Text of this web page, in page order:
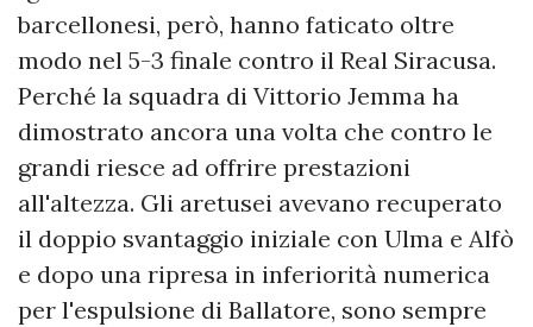
barcellonesi, però, hanno faticato oltre
modo nel 5-3 finale contro il Real Siracusa.
Perché la squadra di Vittorio Jemma ha
dimostrato ancora una volta che contro le
grandi riesce ad offrire prestazioni
all'altezza. Gli aretusei avevano recuperato
il doppio svantaggio iniziale con Ulma e Alfò
e dopo una ripresa in inferiorità numerica
per l'espulsione di Ballatore, sono sempre